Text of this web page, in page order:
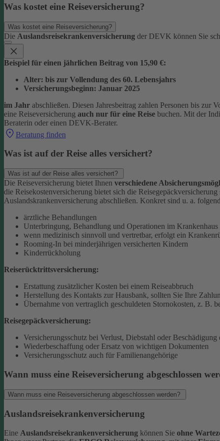
Was kostet eine Reiseversicherung?
Was kostet eine Reiseversicherung?
Die Auslandsreisekrankenversicherung der DEVK können Sie
Beispiel für einen jährlichen Beitrag von 15,90 €:
Alter: bis zur Vollendung des 60. Lebensjahrs
Versicherungsbeginn: Januar 2025
im Jahr abschließen. Diesen Jahresbeitrag zahlen Personen bis zur
eine Reiseversicherung auch nur für eine Reise buchen. Mit der
Beraterin oder einen DEVK-Berater.
Beratung finden
Was ist auf der Reise alles versichert?
Was ist auf der Reise alles versichert?
Die Reiseversicherung bietet Ihnen verschiedene
die Reisekostenversicherung bietet sich die
Auslandskrankenversicherung abschließen. Konkret sind u. a.
ärztliche Behandlungen
Unterbringung, Behandlung und Operationen im
wenn medizinisch sinnvoll und vertretbar, erfolgt ein
Rooming-In bei minderjährigen versicherten Kindern
Kinderrückholung
Reiserücktrittsversicherung:
Erstattung zusätzlicher Kosten bei einem Reiseabbruch
Herstellung des Kontakts zur Hausbank, sollten Sie Ihre
Übernahme von vertraglich geschuldeten Stornokosten, z. B.
Reisegepäckversicherung:
Versicherungsschutz bei Verlust, Diebstahl oder Beschädigung
Wiederbeschaffung oder Ersatz von wichtigen Dokumenten
Versicherungsschutz auch für Familienangehörige
Wann muss eine Reiseversicherung abgeschlossen
Wann muss eine Reiseversicherung abgeschlossen werden?
Auslandsreisekrankenversicherung
Eine Auslandsreisekrankenversicherung können Sie ohne